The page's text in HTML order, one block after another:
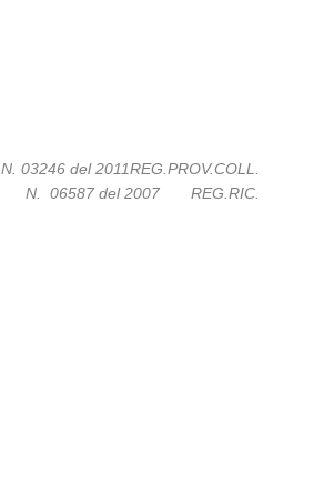
N. 03246 del 2011REG.PROV.COLL.
N.
06587 del 2007 REG.RIC.